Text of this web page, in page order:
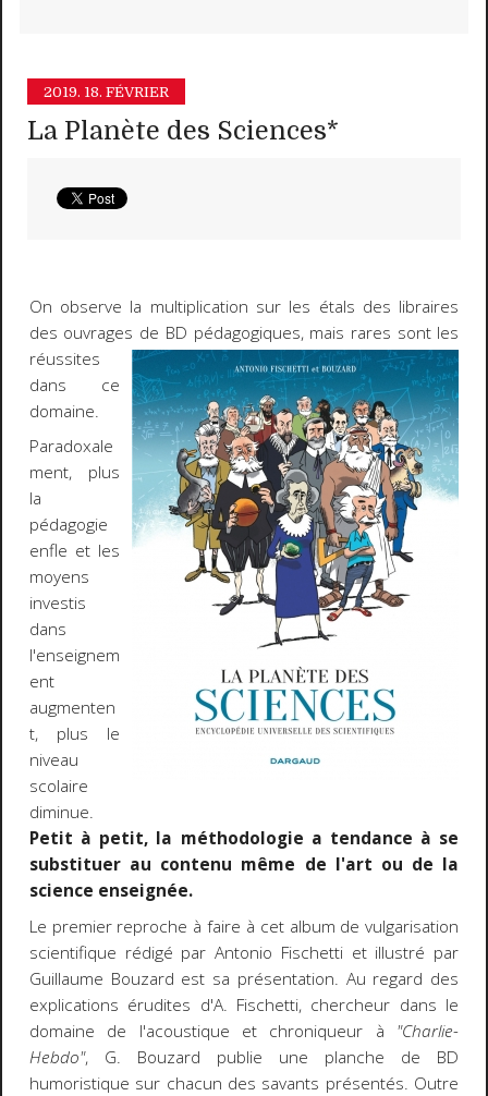
2019. 18. FÉVRIER
La Planète des Sciences*
On observe la multiplication sur les étals des libraires
des ouvrages de BD pédagogiques, mais rares sont les
réussites
dans ce
domaine.
Paradoxale
ment, plus
la
pédagogie
enfle et les
moyens
investis
dans
l'enseignem
ent
augmenten
t, plus le
niveau
scolaire
diminue.
Petit à petit, la méthodologie a tendance à se
substituer au contenu même de l'art ou de la
science enseignée.
Le premier reproche à faire à cet album de vulgarisation
scientifique rédigé par Antonio Fischetti et illustré par
Guillaume Bouzard est sa présentation. Au regard des
explications érudites d'A. Fischetti, chercheur dans le
domaine de l'acoustique et chroniqueur à "Charlie-
Hebdo", G. Bouzard publie une planche de BD
humoristique sur chacun des savants présentés. Outre